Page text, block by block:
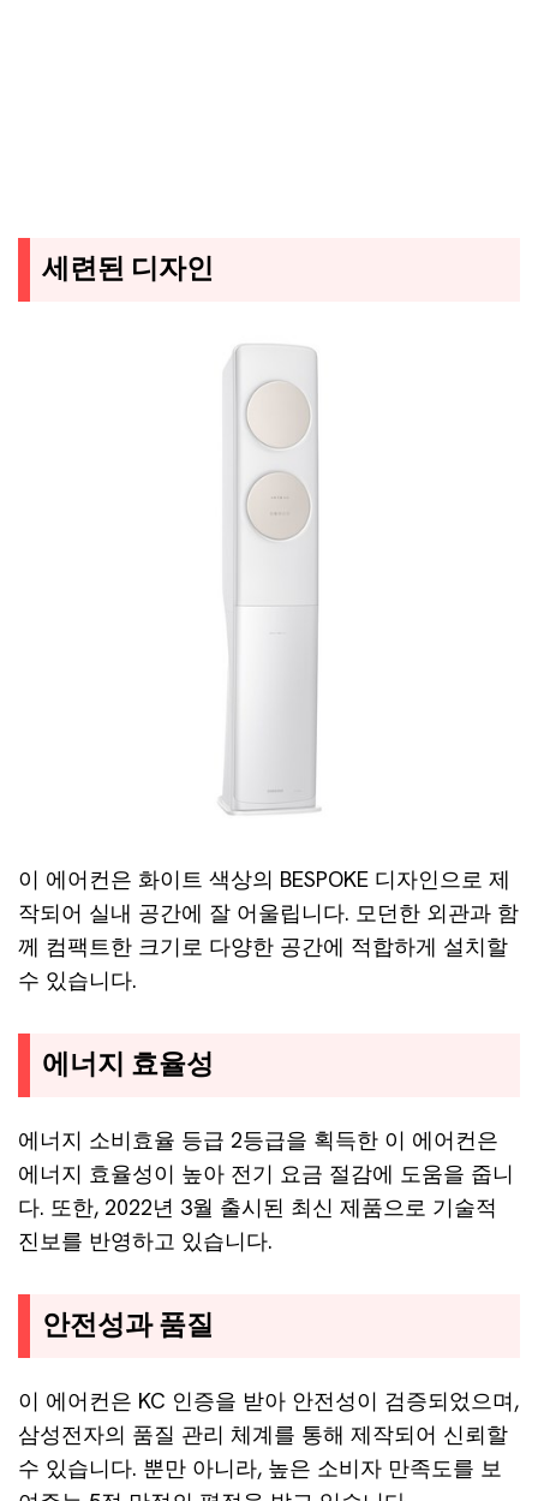
세련된 디자인
이 에어컨은 화이트 색상의 BESPOKE 디자인으로 제
작되어 실내 공간에 잘 어울립니다. 모던한 외관과 함
께 컴팩트한 크기로 다양한 공간에 적합하게 설치할
수 있습니다.
에너지 효율성
에너지 소비효율 등급 2등급을 획득한 이 에어컨은
에너지 효율성이 높아 전기 요금 절감에 도움을 줍니
다. 또한, 2022년 3월 출시된 최신 제품으로 기술적
진보를 반영하고 있습니다.
안전성과 품질
이 에어컨은 KC 인증을 받아 안전성이 검증되었으며,
삼성전자의 품질 관리 체계를 통해 제작되어 신뢰할
수 있습니다. 뿐만 아니라, 높은 소비자 만족도를 보